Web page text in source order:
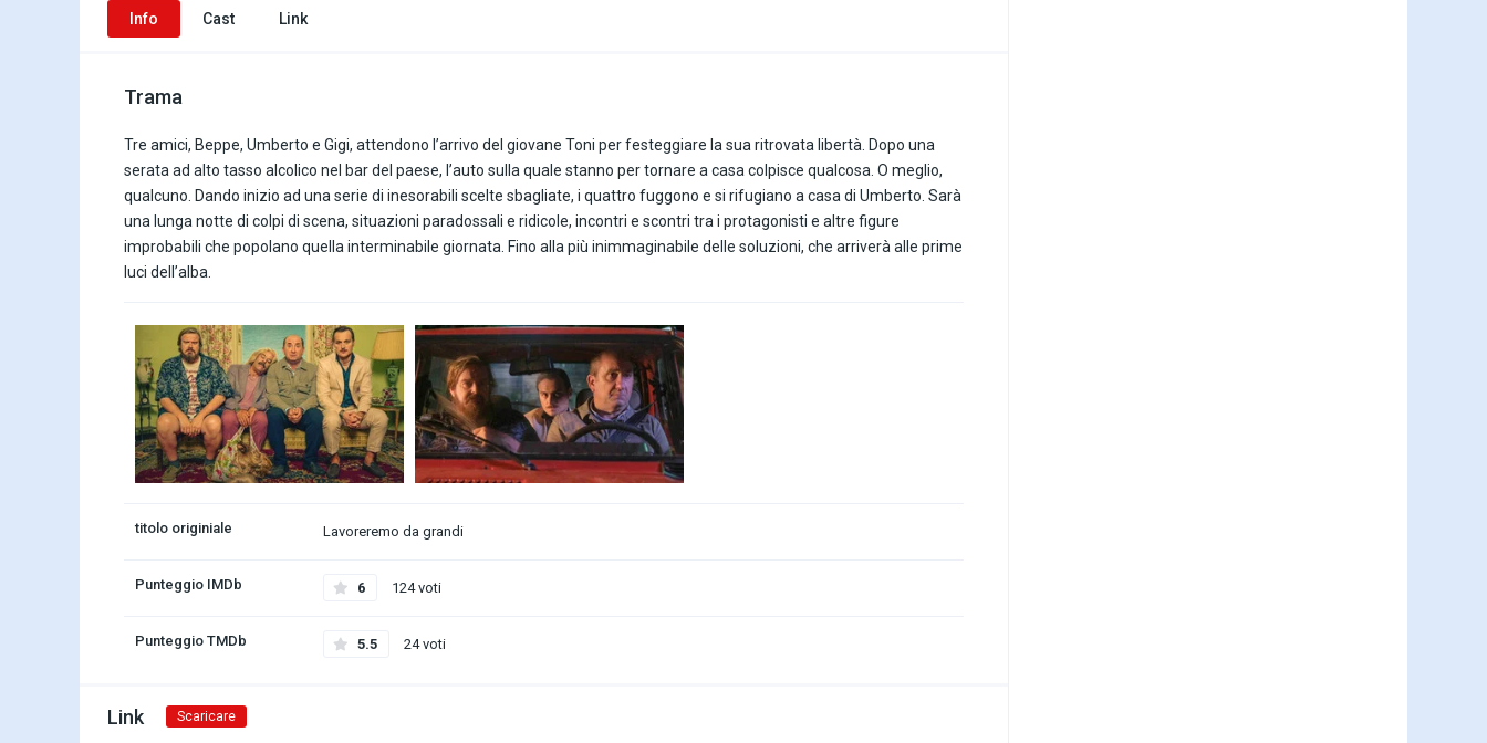
Info Cast Link
Trama
Tre amici, Beppe, Umberto e Gigi, attendono l’arrivo del giovane Toni per festeggiare la sua ritrovata libertà. Dopo una
serata ad alto tasso alcolico nel bar del paese, l’auto sulla quale stanno per tornare a casa colpisce qualcosa. O meglio,
qualcuno. Dando inizio ad una serie di inesorabili scelte sbagliate, i quattro fuggono e si rifugiano a casa di Umberto. Sarà
una lunga notte di colpi di scena, situazioni paradossali e ridicole, incontri e scontri tra i protagonisti e altre figure
improbabili che popolano quella interminabile giornata. Fino alla più inimmaginabile delle soluzioni, che arriverà alle prime
luci dell’alba.
titolo originiale Lavoreremo da grandi
Punteggio IMDb 6 124 voti
Punteggio TMDb 5.5 24 voti
Link Scaricare